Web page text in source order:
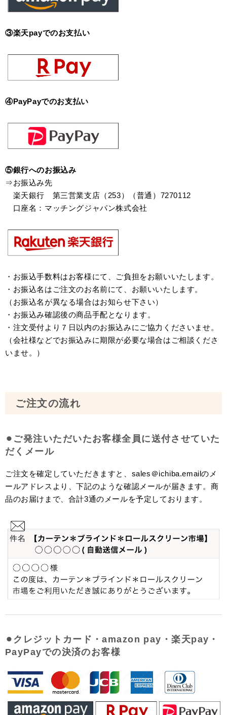
③楽天payでのお支払い
④PayPayでのお支払い
⑤銀行へのお振込み
⇒お振込み先
楽天銀行 第三営業支店（253）（普通）7270112
口座名：マッチングジャパン株式会社
・お振込手数料はお客様にて、ご負担をお願いいたします。
・お振込名はご注文のお名前にて、お願いいたします。
（お振込名が異なる場合はお知らせ下さい）
・お振込み確認後の商品手配となります。
・注文受付より７日以内のお振込みにご協力くださいませ。
（会社様などでお振込みに期限が必要な場合はご相談くださ
いませ。）
ご注文の流れ
⚫︎ご発注いただいたお客様全員に送付させていた
だくメール
ご注文を確定していただきますと、sales＠ichiba.emailのメ
ールアドレスより、下記のような確認メールが届きます。商
品のお届けまで、合計3通のメールを予定しております。
⚫︎クレジットカード・amazon pay・楽天pay・
PayPayでの決済のお客様